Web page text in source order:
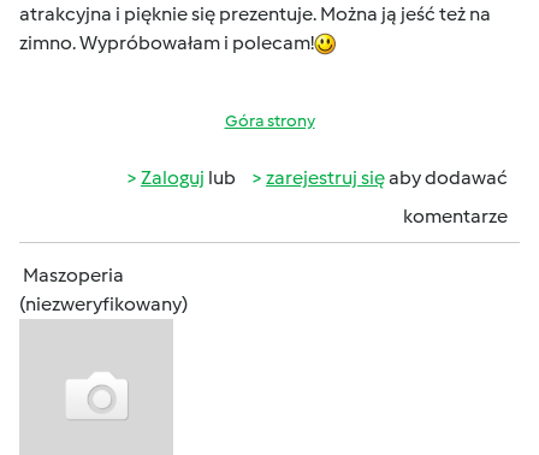
atrakcyjna i pięknie się prezentuje. Można ją jeść też na
zimno. Wypróbowałam i polecam!
Góra strony
Zaloguj lub zarejestruj sięaby dodawać
komentarze
Maszoperia
(niezweryfikowany)